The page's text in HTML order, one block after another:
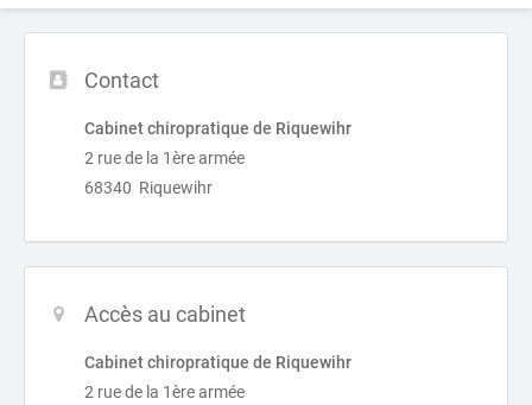
Contact
Cabinet chiropratique de Riquewihr
2 rue de la 1ère armée
68340 Riquewihr
Accès au cabinet
Cabinet chiropratique de Riquewihr
2 rue de la 1ère armée